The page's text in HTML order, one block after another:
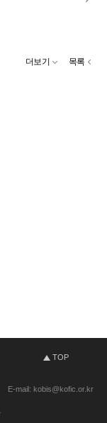
더보기 목록
TOP
E-mail: kobis@kofic.or.kr